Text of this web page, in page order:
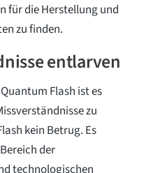
für die Herstellung und
zu finden.
entlarven
Flash ist es
zu
kein Betrug. Es
der